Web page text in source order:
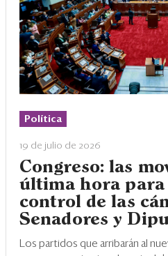
Política
19 de julio de 2026
Congreso: las
última hora
control de las
Senadores y
Los partidos que arribarán al